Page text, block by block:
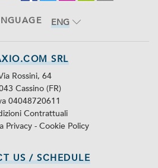
ENG
SRL
Rossini, 64
Cassino (FR)
04048720611
Contrattuali
Privacy - Cookie Policy
US / SCHEDULE